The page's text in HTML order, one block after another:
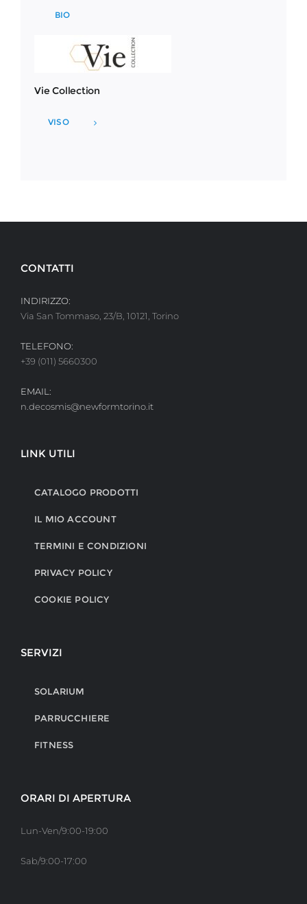
BIO
Vie Collection
VISO
CONTATTI
INDIRIZZO:
Via San Tommaso, 23/B, 10121, Torino
TELEFONO:
+39 (011) 5660300
EMAIL:
n.decosmis@newformtorino.it
LINK UTILI
CATALOGO PRODOTTI
IL MIO ACCOUNT
TERMINI E CONDIZIONI
PRIVACY POLICY
COOKIE POLICY
SERVIZI
SOLARIUM
PARRUCCHIERE
FITNESS
ORARI DI APERTURA
Lun-Ven/9:00-19:00
Sab/9:00-17:00